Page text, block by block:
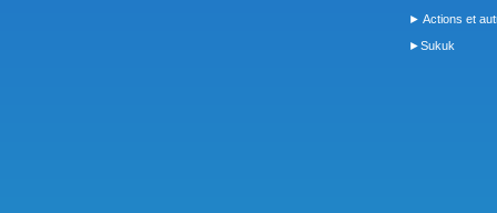
► Actions et
►Sukuk